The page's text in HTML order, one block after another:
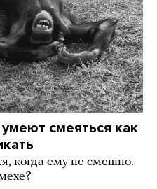
смеяться как
когда ему не смешно.